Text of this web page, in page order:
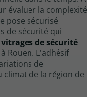
évaluer la complexité
pose sécurisé
de sécurité qui
vitrages de sécurité
Rouen. L'adhésif
de
de la région de